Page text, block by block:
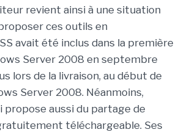
revient ainsi à une situation
ces outils en
avait été inclus dans la première
Server 2008 en septembre
lors de la livraison, au début de
Server 2008. Néanmoins,
propose aussi du partage de
téléchargeable. Ses